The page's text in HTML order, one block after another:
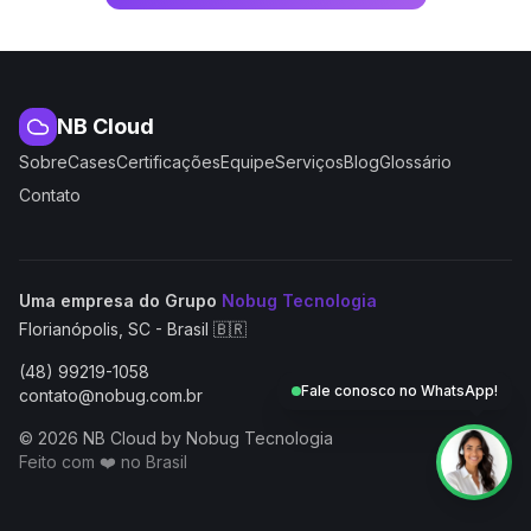
NB Cloud
SobreCasesCertificaçõesEquipeServiçosBlogGlossário
Contato
Uma empresa do Grupo Nobug Tecnologia
Florianópolis, SC - Brasil 🇧🇷
(48) 99219-1058
contato@nobug.com.br
© 2026 NB Cloud by Nobug Tecnologia
Feito com ❤️ no Brasil
NB Cloud by Nobug Tecnologia — Cloud computing,
Fale conosco no WhatsApp!